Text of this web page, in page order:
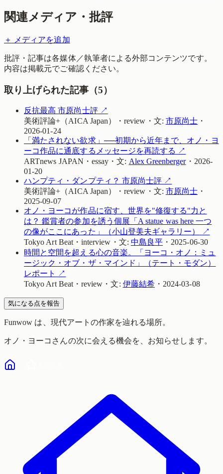
関連メディア・批評
＋ メディアを追加
批評・記事は各媒体／執筆者による外部コンテンツです。
内容は掲載元でご確認ください。
取り上げられた記事（5）
反抗最高 市原尚士評 ↗
美術評論+（AICA Japan）
・review ・ 文: 市原尚士 ・
2026-01-24
「満たされない欲求」──初期から近年まで、オノ・ヨ
ーコ作品に通底するメッセージを再読する ↗
ARTnews JAPAN ・ essay ・文: Alex Greenberger・ 2026-
01-20
ハンプティ・ダンプティ？ 市原尚士評 ↗
美術評論+（AICA Japan）
・review ・ 文: 市原尚士 ・
2025-09-07
オノ・ヨーコが作品に宿す、世界を"修復する"力と
は？ 鑑賞者の参加を誘う個展「A statue was here 一つ
の像がここにあった」（小山登美夫ギャラリー）
↗
Tokyo Art Beat・ interview ・ 文: 中島良平 ・2025-06-30
時間と空間を超える心の音楽。「ヨーコ・オノ：ミュ
ージック・オブ・ザ・マインド」（テート・モダン）
レポート
↗
Tokyo Art Beat・ review ・文: 伊藤結希・ 2024-03-08
気になる点を報告
Funwow は、現代アートの作家を辿れる場所。
オノ・ヨーコ さんの次に会える機会を、お知らせします。